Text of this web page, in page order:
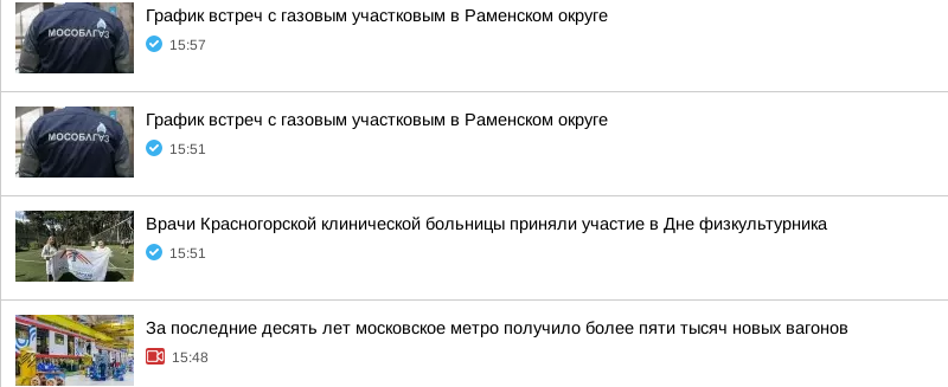
График встреч с газовым участковым в Раменском округе
15:57
График встреч с газовым участковым в Раменском округе
15:51
Врачи Красногорской клинической больницы приняли участие в Дне физкультурника
15:51
За последние десять лет московское метро получило более пяти тысяч новых вагонов
15:48